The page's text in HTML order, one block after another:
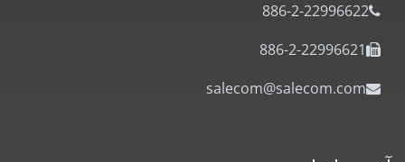
886-2-22996622
886-2-22996621
salecom@salecom.com